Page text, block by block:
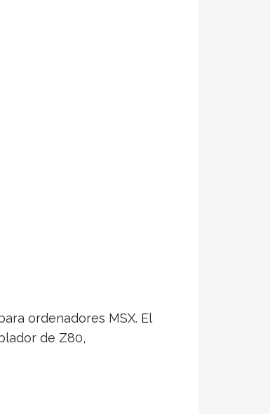
ordenadores MSX. El
de Z80,